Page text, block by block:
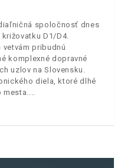
spoločnosť dnes
D1/D4.
vetvám pribudnú
komplexné dopravné
uzlov na Slovensku.
diela, ktoré dlhé